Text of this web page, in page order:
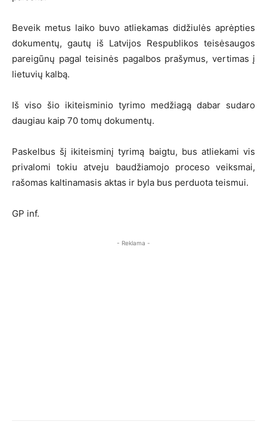
Beveik metus laiko buvo atliekamas didžiulės aprėpties
dokumentų, gautų iš Latvijos Respublikos teisėsaugos
pareigūnų pagal teisinės pagalbos prašymus, vertimas į
lietuvių kalbą.
Iš viso šio ikiteisminio tyrimo medžiagą dabar sudaro
daugiau kaip 70 tomų dokumentų.
Paskelbus šį ikiteisminį tyrimą baigtu, bus atliekami vis
privalomi tokiu atveju baudžiamojo proceso veiksmai,
rašomas kaltinamasis aktas ir byla bus perduota teismui.
GP inf.
- Reklama -